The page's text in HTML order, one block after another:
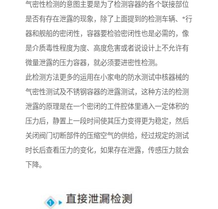
气密性检测的意图主要是为了检测容器的各个联接部位
是否有存在泄露的现象，除了上面提到的检测车辆、*行
器和舰船的密闭性，容器要检验密闭性也是必需的，像
是介质毒性程度为度、高度危害或者说设计上不允许有
微量泄露的压力容器，就必须要进密性检测。
此检测方法更多的运用在小家电的防水测试中核器械的
气密性测试及不锈钢容器的泄露测试，这种方法的检测
泄露的原理是在一个密闭的工件腔体里通入一定体积的
压力后，静置上一段时间使其压力变得更为稳定，然后
关闭阀门切断部件的压缩空气的供给，经过规定的测试
时长后查看压力的变化，如果存在泄露，传感压力就会
下降。